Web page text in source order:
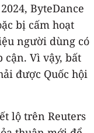
ByteDance
bị cấm hoạt
người dùng có
Vì vậy, bất
được Quốc hội
lộ trên Reuters